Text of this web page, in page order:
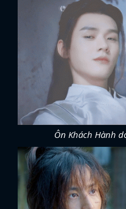
Ôn Khách Hành